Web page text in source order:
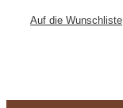
Auf die Wunschliste